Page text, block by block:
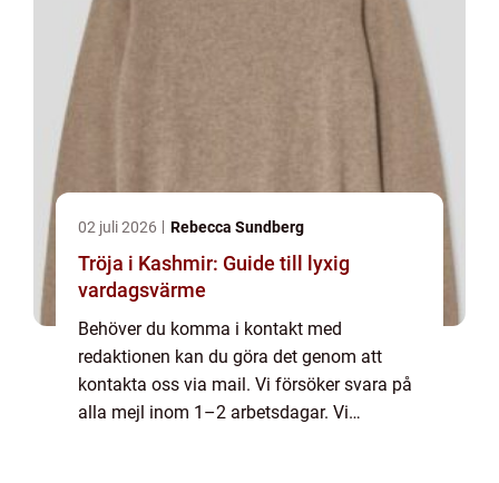
02 juli 2026 Rebecca Sundberg
Tröja i Kashmir: Guide till lyxig
vardagsvärme
Behöver du komma i kontakt med
redaktionen kan du göra det genom att
kontakta oss via mail. Vi försöker svara på
alla mejl inom 1–2 arbetsdagar. Vi